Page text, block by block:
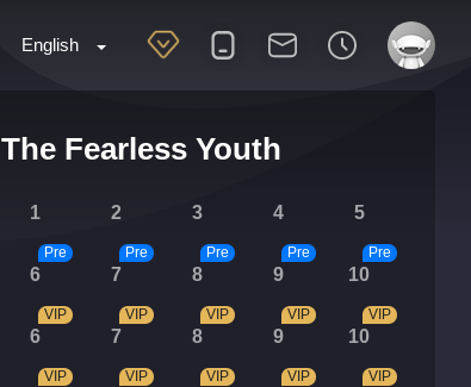
English
The Fearless Youth
1 2 3 4 5
6
Pre
7
Pre
8
Pre
9
Pre
10
Pre
6
VIP
7
VIP
8
VIP
9
VIP
10
VIP
VIP VIP VIP VIP VIP